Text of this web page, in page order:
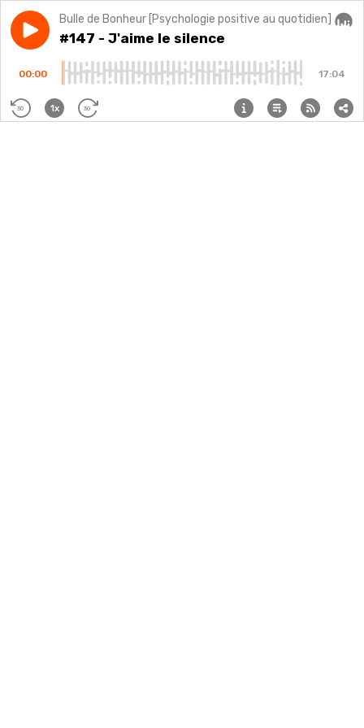
Play episode#147 - J'aime le silence
Bulle de Bonheur [Psychologie positive au quotidien]
#147 - J'aime le silence
00:00 17:04
30 1x 30